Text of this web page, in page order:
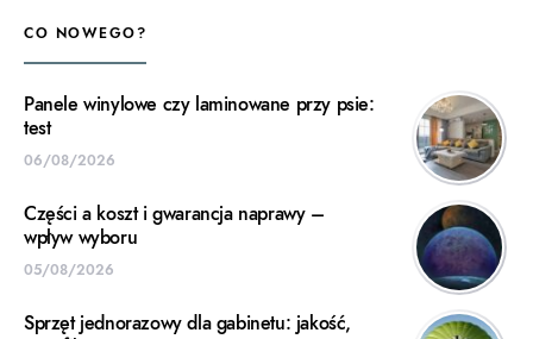
CO NOWEGO?
Panele winylowe czy laminowane przy psie:
test
06/08/2026
Części a koszt i gwarancja naprawy –
wpływ wyboru
05/08/2026
Sprzęt jednorazowy dla gabinetu: jakość,